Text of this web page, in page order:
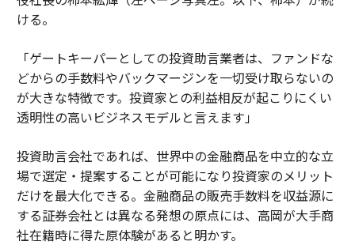
ける。
「ゲートキーパーとしての投資助言業者は、ファンドな
どからの手数料やバックマージンを一切受け取らないの
が大きな特徴です。投資家との利益相反が起こりにくい
透明性の高いビジネスモデルと言えます」
投資助言会社であれば、世界中の金融商品を中立的な立
場で選定・提案することが可能になり投資家のメリット
だけを最大化できる。金融商品の販売手数料を収益源に
する証券会社とは異なる発想の原点には、高岡が大手商
社在籍時に得た原体験があると明かす。